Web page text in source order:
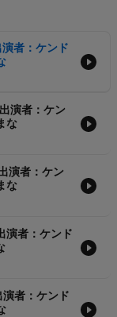
者：ケンド
演者：ケン
な
演者：ケン
な
演者：ケンド
者：ケンド